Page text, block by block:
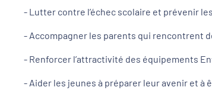
- Lutter contre l’échec scolaire et prévenir
- Accompagner les parents qui rencontrent
- Renforcer l’attractivité des équipements
- Aider les jeunes à préparer leur avenir et à